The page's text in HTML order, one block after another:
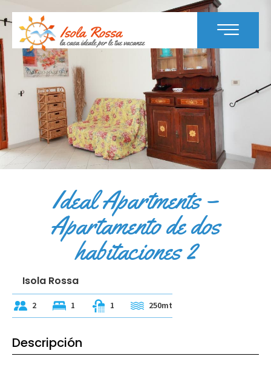
Ideal Apartments –
Apartamento de dos
habitaciones 2
Isola Rossa
2 1 1 250mt
Descripción